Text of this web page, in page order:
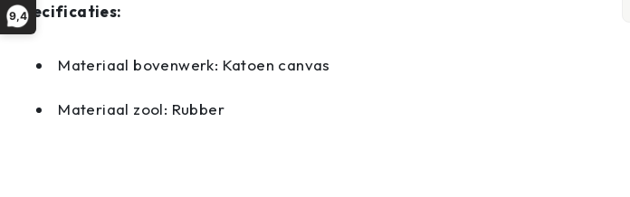
9,4
Specificaties:
Materiaal bovenwerk: Katoen canvas
Materiaal zool: Rubber